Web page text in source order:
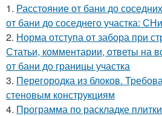
1. Расстояние от бани до
от бани до соседнего участка:
2. Норма отступа от забора при
Статьи, комментарии, ответы на
от бани до границы участка
3. Перегородка из блоков.
стеновым конструкциям
4. Программа по раскладке